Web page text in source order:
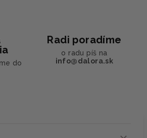
do
Radi poradíme
o radu píš na
info@dalora.sk